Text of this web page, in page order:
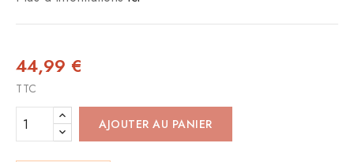
44,99 €
TTC
AJOUTER AU PANIER